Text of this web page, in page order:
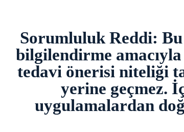
Sorumluluk Reddi:
bilgilendirme
tedavi önerisi niteliği
yerine geçmez.
uygulamalardan